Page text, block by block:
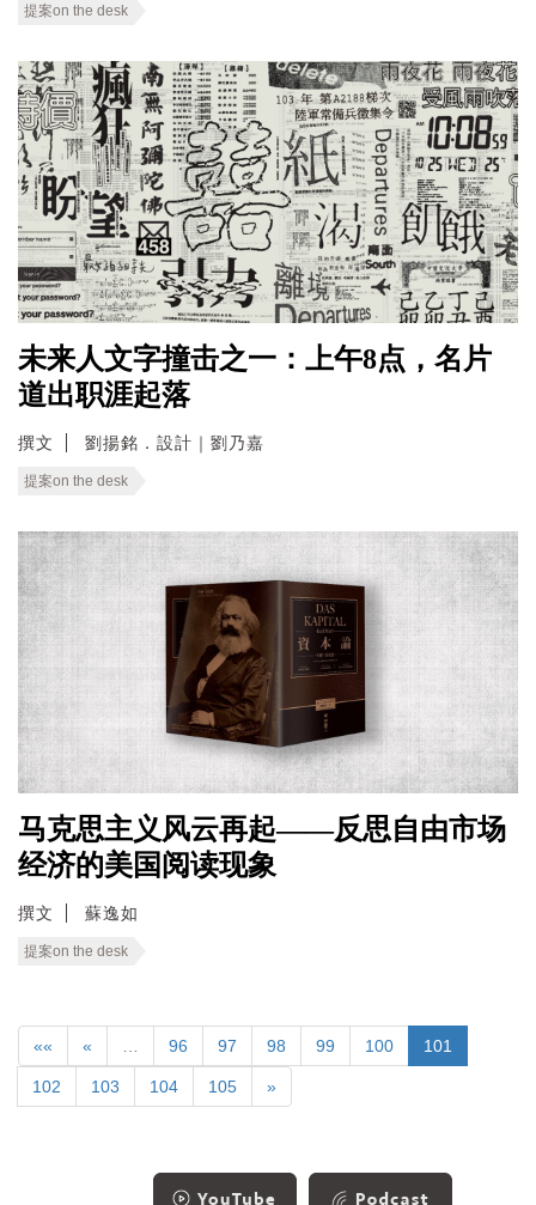
提案on the desk
未来人文字撞击之一：上午8点，名片
道出职涯起落
撰文 劉揚銘．設計｜劉乃嘉
提案on the desk
马克思主义风云再起——反思自由市场
经济的美国阅读现象
撰文 蘇逸如
提案on the desk
«« « 96 97 98 99 100 101
102 103 104 105 »